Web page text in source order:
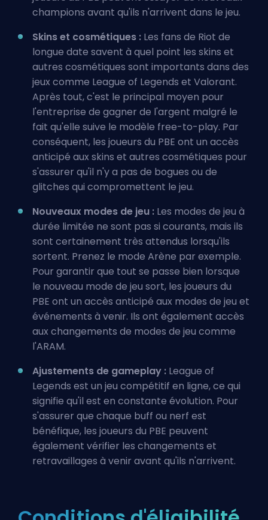
champions avant qu'ils n'arrivent dans le jeu.
Skins et cosmétiques : Les fans de Riot de
longue date savent à quel point les skins et
autres cosmétiques sont importants dans des
jeux comme League of Legends et Valorant.
Après tout, c'est le principal moyen pour
l'entreprise de gagner de l'argent malgré le
fait qu'elle suive le modèle free-to-play. Par
conséquent, les joueurs du PBE ont un accès
anticipé aux skins et autres cosmétiques pour
s'assurer qu'il n'y a pas de bogues ou de
glitches qui compromettent le jeu.
Nouveaux modes de jeu : Les modes de jeu à
durée limitée ne sont pas si courants, mais ils
sont certainement très attendus lorsqu'ils
sortent. Prenez le mode Arène par exemple.
Pour garantir que tout se passe bien lorsque
le nouveau mode de jeu sort, les joueurs du
PBE ont un accès anticipé aux modes de jeu et
événements à venir. Ils ont également accès
aux changements de modes de jeu comme
l'ARAM.
Ajustements de gameplay : League of
Legends est un jeu compétitif en ligne, ce qui
signifie qu'il est en constante évolution. Pour
s'assurer que chaque buff ou nerf est
bénéfique, les joueurs du PBE peuvent
également vérifier les changements et
retravaillages à venir avant qu'ils n'arrivent.